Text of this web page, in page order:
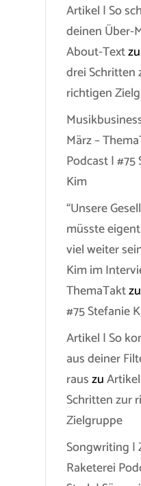
Artikel | So
deinen Über-
About-Text
drei Schritten
richtigen
März –
Podcast | #75
Kim
“Unsere
müsste
viel weiter
Kim im
ThemaTaktzu
#75 Stefanie
Artikel | So
aus deiner
rauszu
Schritten zur
Zielgruppe
Songwriting |
Raketerei